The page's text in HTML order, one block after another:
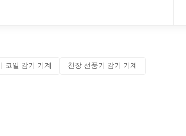
코일 감기 기계 천장 선풍기 감기 기계